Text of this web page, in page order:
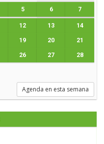
5 6 7
12 13 14
19 20 21
26 27 28
Agenda en esta semana